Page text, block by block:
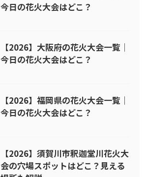
今日の花火大会はどこ？
【2026】大阪府の花火大会一覧｜
今日の花火大会はどこ？
【2026】福岡県の花火大会一覧｜
今日の花火大会はどこ？
【2026】須賀川市釈迦堂川花火大
会の穴場スポットはどこ？見える